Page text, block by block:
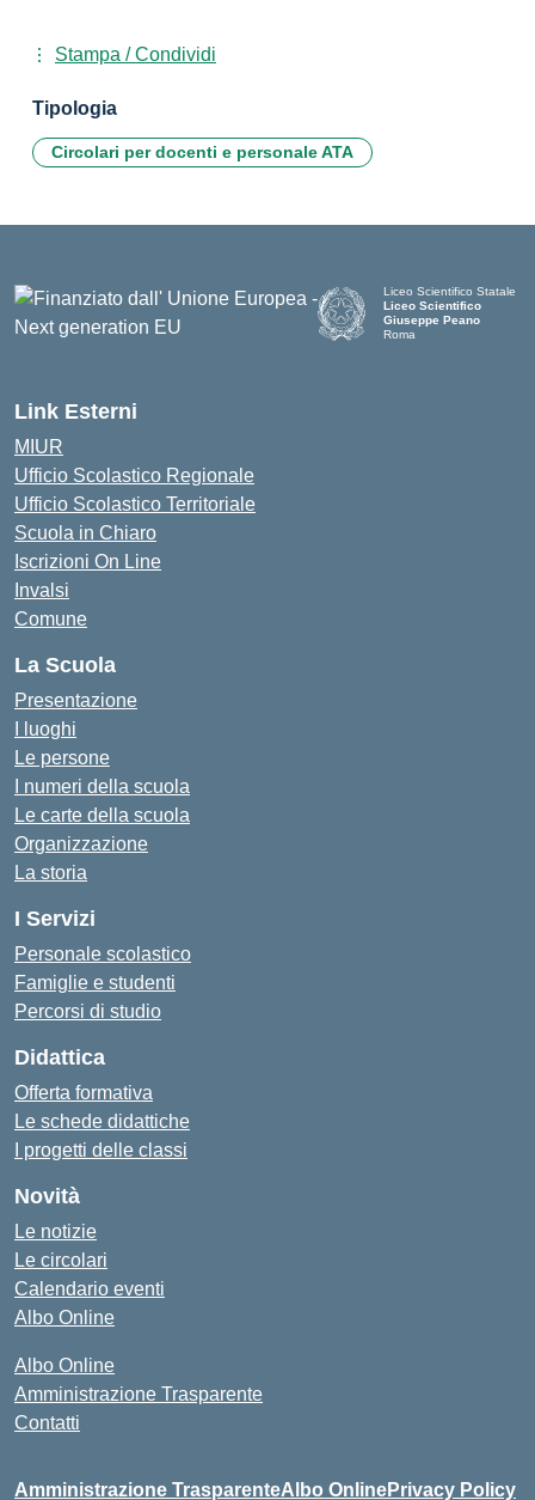
Stampa / Condividi
Tipologia
Circolari per docenti e personale ATA
Liceo Scientifico Statale
Liceo Scientifico
Giuseppe Peano
Roma
Link Esterni
MIUR
Ufficio Scolastico Regionale
Ufficio Scolastico Territoriale
Scuola in Chiaro
Iscrizioni On Line
Invalsi
Comune
La Scuola
Presentazione
I luoghi
Le persone
I numeri della scuola
Le carte della scuola
Organizzazione
La storia
I Servizi
Personale scolastico
Famiglie e studenti
Percorsi di studio
Didattica
Offerta formativa
Le schede didattiche
I progetti delle classi
Novità
Le notizie
Le circolari
Calendario eventi
Albo Online
Albo Online
Amministrazione Trasparente
Contatti
Amministrazione TrasparenteAlbo OnlinePrivacy Policy